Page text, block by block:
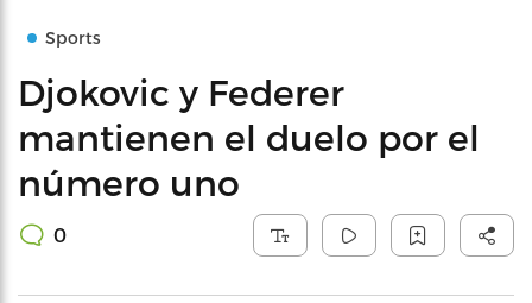
Sports
Djokovic y Federer
mantienen el duelo por el
número uno
0